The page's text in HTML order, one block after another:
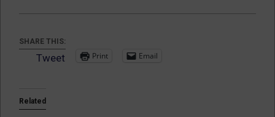
SHARE THIS:
Tweet Print Email
Related